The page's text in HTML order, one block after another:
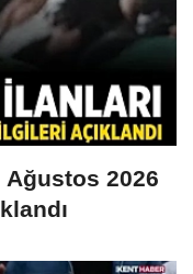
Ağustos 2026